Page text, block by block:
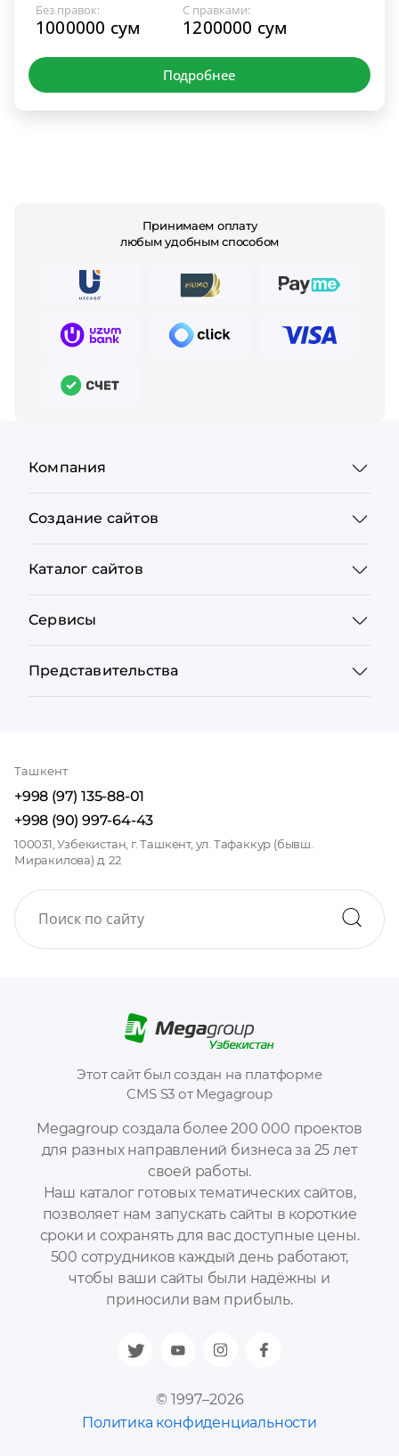
Без правок:
1000000 сум
С правками:
1200000 сум
Подробнее
Принимаем оплату
любым удобным способом
Megagroup создала более 200 000 проектов
для разных направлений бизнеса за 25 лет
своей работы.
Наш каталог готовых тематических сайтов,
позволяет нам запускать сайты в короткие
сроки и сохранять для вас доступные цены.
500 сотрудников каждый день работают,
чтобы ваши сайты были надёжны и
приносили вам прибыль.
© 1997–2026
Политика конфиденциальности
Этот сайт был создан на платформе
CMS S3 от Megagroup
Компания
Создание сайтов
Каталог сайтов
Сервисы
Представительства
Ташкент
+998 (97) 135-88-01
+998 (90) 997-64-43
100031, Узбекистан, г. Ташкент, ул. Тафаккур (бывш.
Миракилова) д. 22